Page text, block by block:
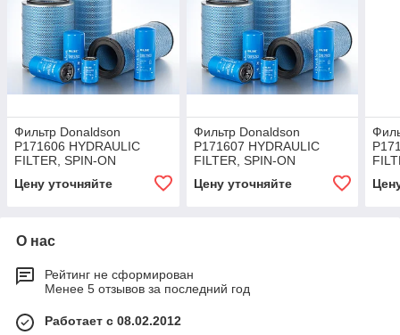
Фильтр Donaldson
P171606 HYDRAULIC
FILTER, SPIN-ON
Цену уточняйте
Фильтр Donaldson
P171607 HYDRAULIC
FILTER, SPIN-ON
Цену уточняйте
О нас
Рейтинг не сформирован
Менее 5 отзывов за последний год
Работает с 08.02.2012